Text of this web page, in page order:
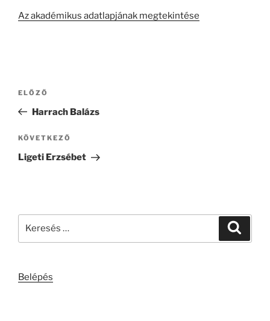
Az akadémikus adatlapjának megtekintése
Bejegyzés
Korábbi
bejegyzés
ELŐZŐ
Harrach Balázs
Következő
bejegyzés
KÖVETKEZŐ
Ligeti Erzsébet
Belépés